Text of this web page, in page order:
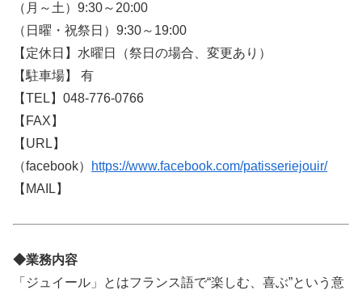
（月～土）9:30～20:00
（日曜・祝祭日）9:30～19:00
【定休日】水曜日（祭日の場合、変更あり）
【駐車場】 有
【TEL】048-776-0766
【FAX】
【URL】
（facebook）
https://www.facebook.com/patisseriejouir/
【MAIL】
◆業務内容
「ジュイール」とはフランス語で“楽しむ、喜ぶ”という意